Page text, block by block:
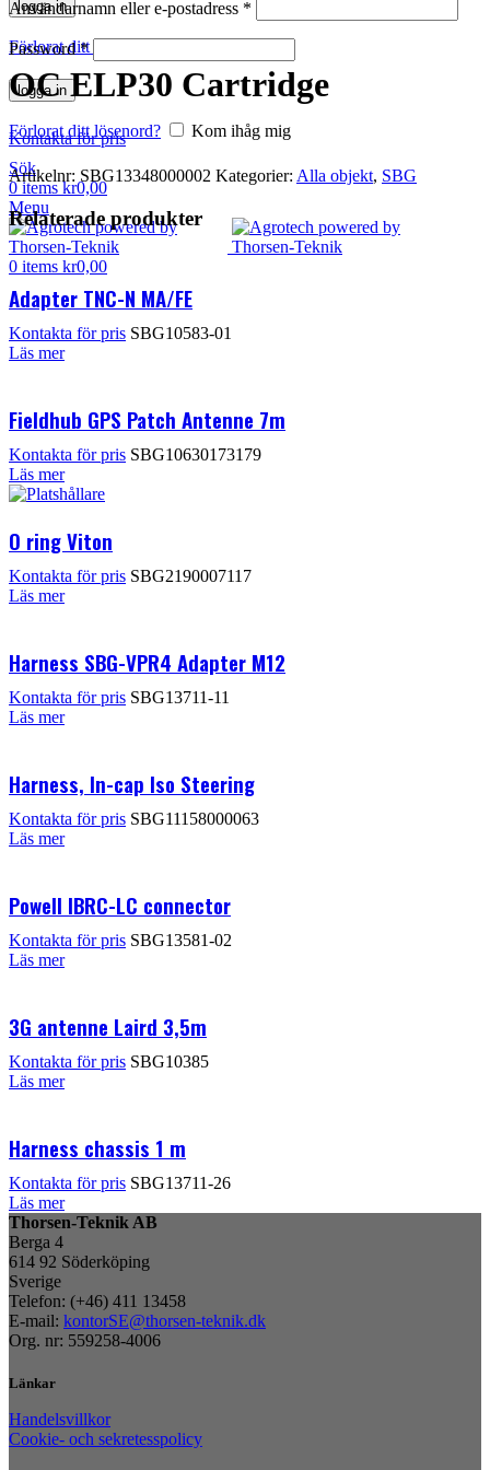
logga in
Förlorat ditt lösenord?
Användarnamn eller e-postadress *
Password*
logga in
Förlorat ditt lösenord?
Kom ihåg mig
Sök
0items kr0,00
Menu
0 items kr0,00
OC ELP30 Cartridge
Kontakta för pris
Artikelnr: SBG13348000002 Kategorier: Alla objekt, SBG
Relaterade produkter
Adapter TNC-N MA/FE
Kontakta för pris SBG10583-01
Läs mer
Fieldhub GPS Patch Antenne 7m
Kontakta för pris SBG10630173179
Läs mer
O ring Viton
Kontakta för pris SBG2190007117
Läs mer
Harness SBG-VPR4 Adapter M12
Kontakta för pris SBG13711-11
Läs mer
Harness, In-cap Iso Steering
Kontakta för pris SBG11158000063
Läs mer
Powell IBRC-LC connector
Kontakta för pris SBG13581-02
Läs mer
3G antenne Laird 3,5m
Kontakta för pris SBG10385
Läs mer
Harness chassis 1 m
Kontakta för pris SBG13711-26
Läs mer
Thorsen-Teknik AB
Berga 4
614 92 Söderköping
Sverige
Telefon: (+46) 411 13458
E-mail: kontorSE@thorsen-teknik.dk
Org. nr: 559258-4006
Länkar
Handelsvillkor
Cookie- och sekretesspolicy